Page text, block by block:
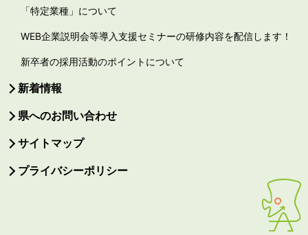
「特定業種」について
WEB企業説明会等導入支援セミナーの研修内容を配信します！
新卒者の採用活動のポイントについて
新着情報
県へのお問い合わせ
サイトマップ
プライバシーポリシー